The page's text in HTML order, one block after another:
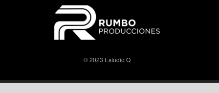
© 2023 Estudio Q